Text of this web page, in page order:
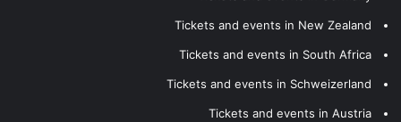
Tickets and events in New Zealand
Tickets and events in South Africa
Tickets and events in Schweizerland
Tickets and events in Austria